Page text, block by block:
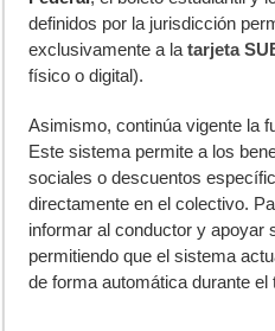
definidos por la jurisdicción
exclusivamente a la tarjeta
físico o digital).
Asimismo, continúa vigente la
Este sistema permite a los
sociales o descuentos
directamente en el colectivo.
informar al conductor y apoyar
permitiendo que el sistema
de forma automática durante el